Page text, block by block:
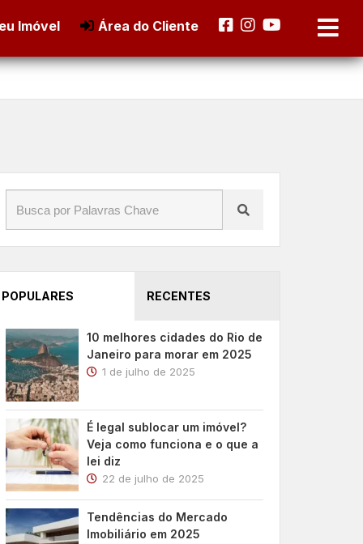
Imóvel Área do Cliente
POPULARES RECENTES
10 melhores cidades do Rio de
Janeiro para morar em 2025
1 de julho de 2025
É legal sublocar um imóvel?
Veja como funciona e o que a
lei diz
22 de julho de 2025
Tendências do Mercado
Imobiliário em 2025